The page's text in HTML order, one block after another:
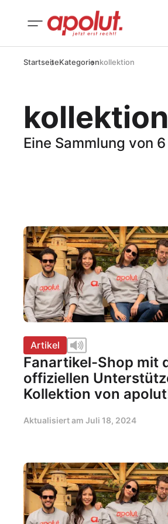
StartseiteKategorienkollektion
kollektion
Eine Sammlung von
Artikel
Fanartikel-Shop mit
offiziellen
Kollektion von
Aktualisiert am Juli 18, 2024